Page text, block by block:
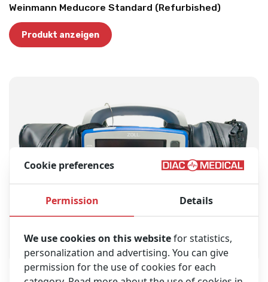
Weinmann Meducore Standard (Refurbished)
Produkt anzeigen
Cookie preferences
Permission Details
We use cookies on this websitefor statistics,
personalization and advertising. You can give
permission for the use of cookies for each